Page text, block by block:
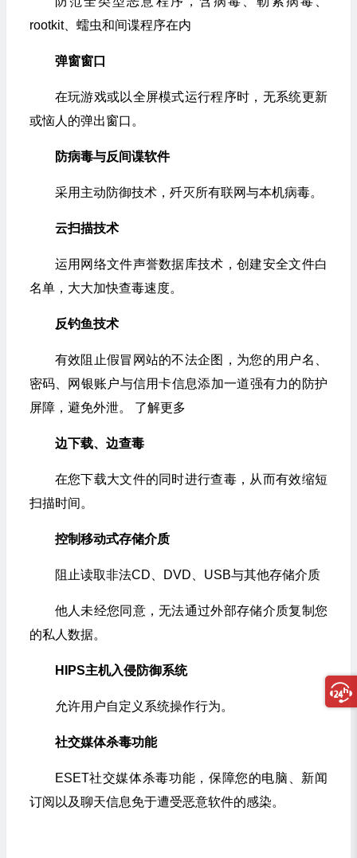
rootkit、蠕虫和间谍程序在内
弹窗窗口
在玩游戏或以全屏模式运行程序时，无系统更新
或恼人的弹出窗口。
防病毒与反间谍软件
采用主动防御技术，歼灭所有联网与本机病毒。
云扫描技术
运用网络文件声誉数据库技术，创建安全文件白
名单，大大加快查毒速度。
反钓鱼技术
有效阻止假冒网站的不法企图，为您的用户名、
密码、网银账户与信用卡信息添加一道强有力的防护
屏障，避免外泄。 了解更多
边下载、边查毒
在您下载大文件的同时进行查毒，从而有效缩短
扫描时间。
控制移动式存储介质
阻止读取非法CD、DVD、USB与其他存储介质
他人未经您同意，无法通过外部存储介质复制您
的私人数据。
HIPS主机入侵防御系统
允许用户自定义系统操作行为。
社交媒体杀毒功能
ESET社交媒体杀毒功能，保障您的电脑、新闻
订阅以及聊天信息免于遭受恶意软件的感染。